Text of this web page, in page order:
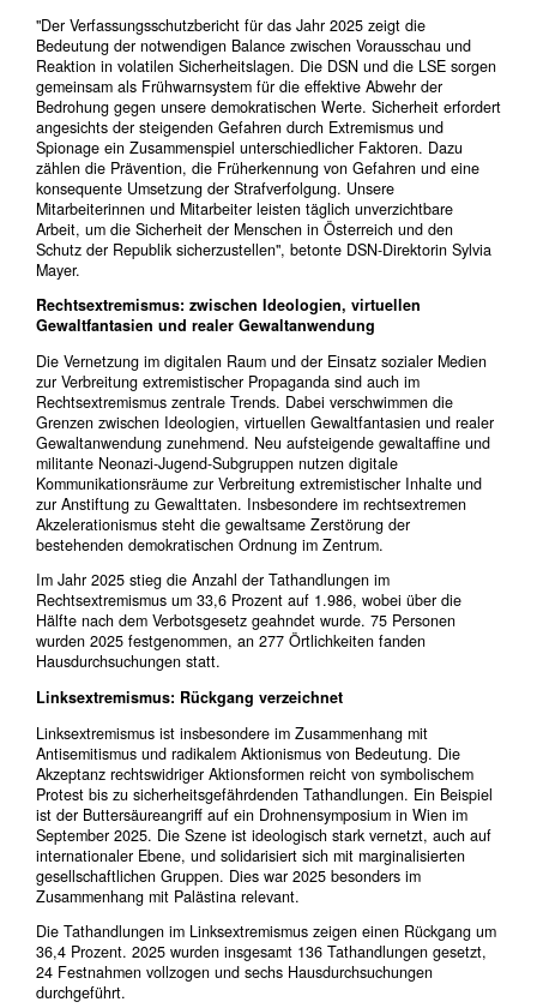
"Der Verfassungsschutzbericht für das Jahr 2025 zeigt die
Bedeutung der notwendigen Balance zwischen Vorausschau und
Reaktion in volatilen Sicherheitslagen. Die DSN und die LSE sorgen
gemeinsam als Frühwarnsystem für die effektive Abwehr der
Bedrohung gegen unsere demokratischen Werte. Sicherheit erfordert
angesichts der steigenden Gefahren durch Extremismus und
Spionage ein Zusammenspiel unterschiedlicher Faktoren. Dazu
zählen die Prävention, die Früherkennung von Gefahren und eine
konsequente Umsetzung der Strafverfolgung. Unsere
Mitarbeiterinnen und Mitarbeiter leisten täglich unverzichtbare
Arbeit, um die Sicherheit der Menschen in Österreich und den
Schutz der Republik sicherzustellen", betonte DSN-Direktorin Sylvia
Mayer.
Rechtsextremismus: zwischen Ideologien, virtuellen
Gewaltfantasien und realer Gewaltanwendung
Die Vernetzung im digitalen Raum und der Einsatz sozialer Medien
zur Verbreitung extremistischer Propaganda sind auch im
Rechtsextremismus zentrale Trends. Dabei verschwimmen die
Grenzen zwischen Ideologien, virtuellen Gewaltfantasien und realer
Gewaltanwendung zunehmend. Neu aufsteigende gewaltaffine und
militante Neonazi-Jugend-Subgruppen nutzen digitale
Kommunikationsräume zur Verbreitung extremistischer Inhalte und
zur Anstiftung zu Gewalttaten. Insbesondere im rechtsextremen
Akzelerationismus steht die gewaltsame Zerstörung der
bestehenden demokratischen Ordnung im Zentrum.
Im Jahr 2025 stieg die Anzahl der Tathandlungen im
Rechtsextremismus um 33,6 Prozent auf 1.986, wobei über die
Hälfte nach dem Verbotsgesetz geahndet wurde. 75 Personen
wurden 2025 festgenommen, an 277 Örtlichkeiten fanden
Hausdurchsuchungen statt.
Linksextremismus: Rückgang verzeichnet
Linksextremismus ist insbesondere im Zusammenhang mit
Antisemitismus und radikalem Aktionismus von Bedeutung. Die
Akzeptanz rechtswidriger Aktionsformen reicht von symbolischem
Protest bis zu sicherheitsgefährdenden Tathandlungen. Ein Beispiel
ist der Buttersäureangriff auf ein Drohnensymposium in Wien im
September 2025. Die Szene ist ideologisch stark vernetzt, auch auf
internationaler Ebene, und solidarisiert sich mit marginalisierten
gesellschaftlichen Gruppen. Dies war 2025 besonders im
Zusammenhang mit Palästina relevant.
Die Tathandlungen im Linksextremismus zeigen einen Rückgang um
36,4 Prozent. 2025 wurden insgesamt 136 Tathandlungen gesetzt,
24 Festnahmen vollzogen und sechs Hausdurchsuchungen
durchgeführt.